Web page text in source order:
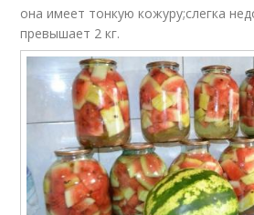
она имеет тонкую кожуру;слегка
превышает 2 кг.